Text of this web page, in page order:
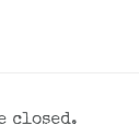
closed.